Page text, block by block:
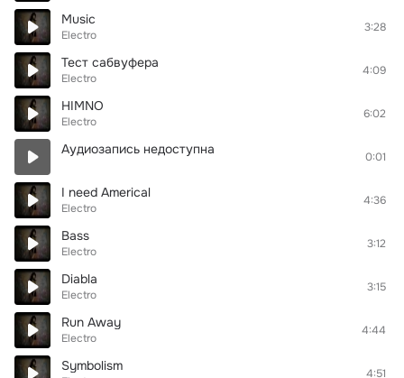
Music
Electro
3:28
Тест сабвуфера
Electro
4:09
HIMNO
Electro
6:02
Аудиозапись недоступна 0:01
I need Americal
Electro
4:36
Bass
Electro
3:12
Diabla
Electro
3:15
Run Away
Electro
4:44
Symbolism 4:51